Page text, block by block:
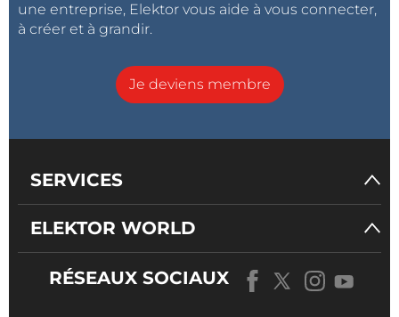
Diagonale de l'écran*
1,75…7"
Résolution de l'écran
LED
Couleur du rétroéclairage blanc
Dimensions de la fenêtre
(haut. x larg.)*
154,21x85,92mm
Dimensions*
164,8x99,8x5,55mm
Luminosité*
120…1000cd/m 2
une entreprise, Elektor vous aide à vous connecter,
à créer et à grandir.
Je deviens membre
SERVICES
ELEKTOR WORLD
RÉSEAUX SOCIAUX